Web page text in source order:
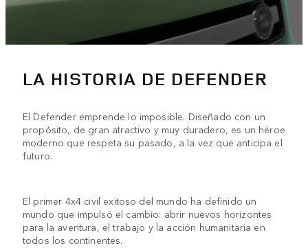
LA HISTORIA DE DEFENDER
El Defender emprende lo imposible. Diseñado con un
propósito, de gran atractivo y muy duradero, es un héroe
moderno que respeta su pasado, a la vez que anticipa el
futuro.
El primer 4x4 civil exitoso del mundo ha definido un
mundo que impulsó el cambio: abrir nuevos horizontes
para la aventura, el trabajo y la acción humanitaria en
todos los continentes.